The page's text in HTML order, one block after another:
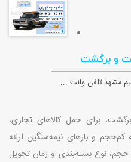
و برگشت
مشهد تلفن وانت ...
برای حمل کالاهای تجاری،
کم‌حجم و بارهای نیمه‌سنگین ارائه
نوع بسته‌بندی و زمان تحویل